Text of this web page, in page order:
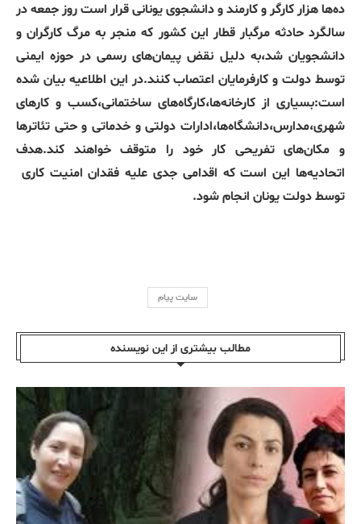
ده‌ها هزار کارگر و کارمند و دانشجوی یونانی قرار است روز جمعه در
سالگرد حادثه مرگبار قطار این کشور که منجر به مرگ کارگران و
دانشجویان شد،به دلیل نقض پیمان‌های رسمی در حوزه ایمنی
توسط دولت و کارفرمایان اعتصاب کنند.در این اطلاعیه بیان شده
است:بسیاری از کارخانه‌ها،کارگاه‌های ساختمانی،کسب و کارهای
شهری،مدارس،دانشگاه‌ها،ادارات دولتی و خدماتی و حتی تئاترها
و مکان‌های تفریحی کار خود را متوقف خواهند کند.هدف
اتحادیه‌ها این است که اقدامی جدی علیه فقدان امنیت کاری
توسط دولت یونان انجام شود.
سایت پیام
مطالب بیشتری از این نویسندە